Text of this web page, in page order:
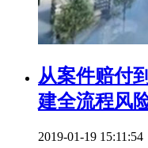
从案件赔付
建全流程风
2019-01-19 15:11:54